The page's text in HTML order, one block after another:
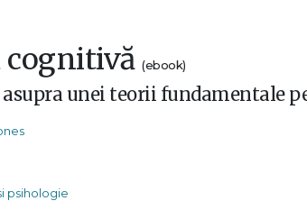
cognitivă (ebook)
unei teorii fundamentale
psihologie